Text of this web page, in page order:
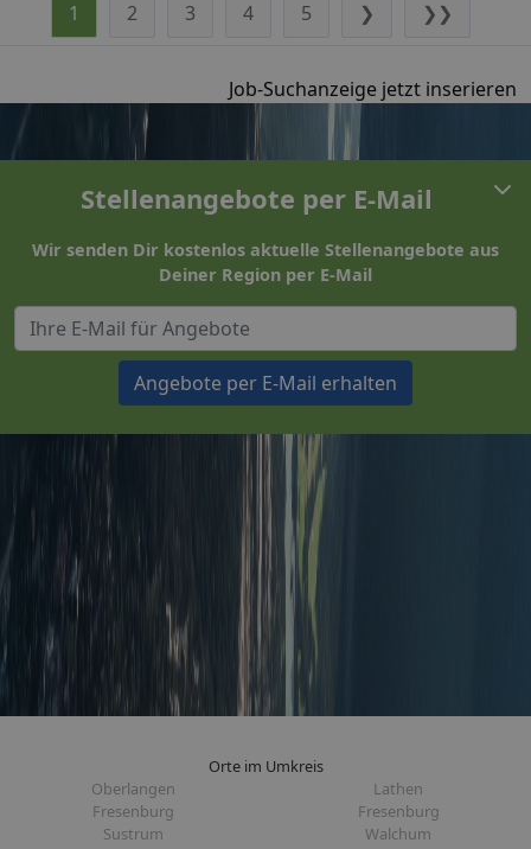
1 2 3 4 5 ❯ ❯❯
Job-Suchanzeige jetzt inserieren
Stellenangebote per E-Mail
Wir senden Dir kostenlos aktuelle Stellenangebote aus
Deiner Region per E-Mail
Angebote per E-Mail erhalten
Orte im Umkreis
Oberlangen
Lathen
Fresenburg
Fresenburg
Sustrum
Walchum